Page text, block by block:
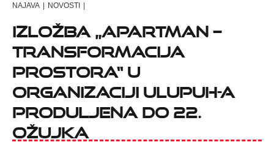
NAJAVA | NOVOSTI |
Izložba „Apartman –
Transformacija
Prostora“ u
organizaciji ULUPUH-a
produljena do 22.
ožujka